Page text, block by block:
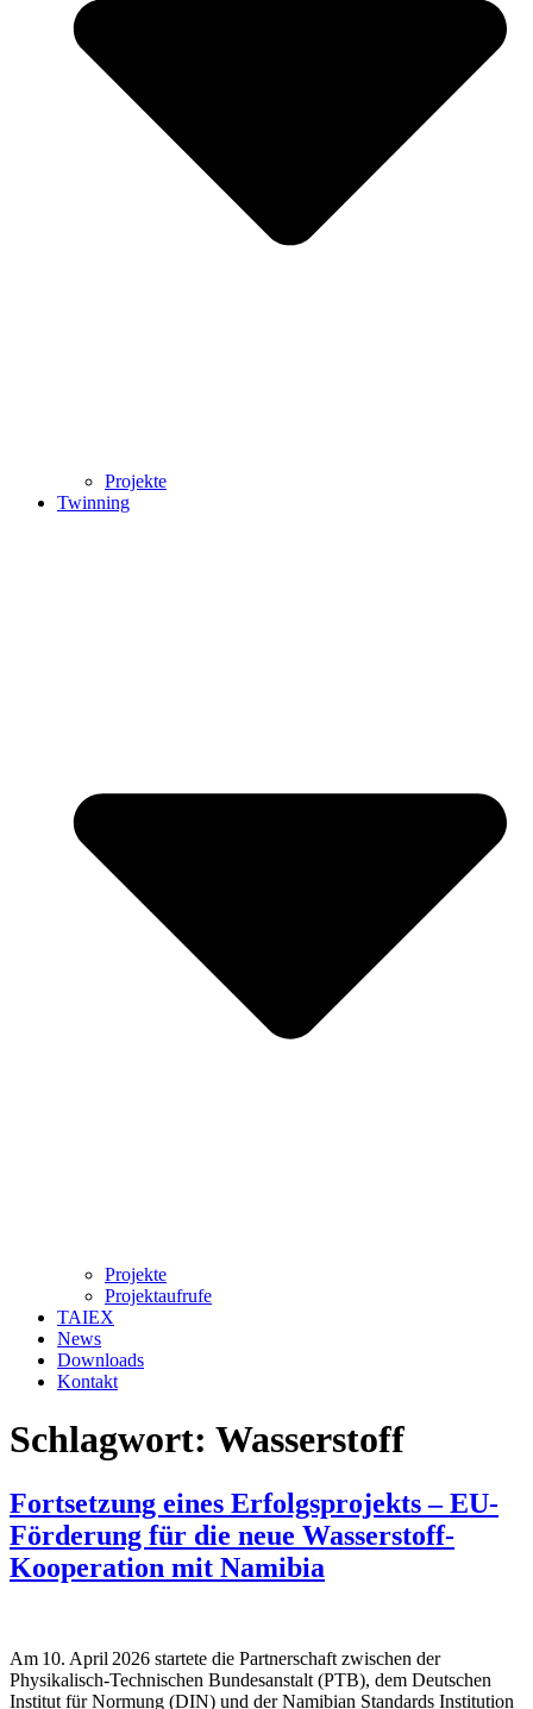
Projekte
Twinning
Projekte
Projektaufrufe
TAIEX
News
Downloads
Kontakt
Schlagwort: Wasserstoff
Fortsetzung eines Erfolgsprojekts – EU-
Förderung für die neue Wasserstoff-
Kooperation mit Namibia
Am 10. April 2026 startete die Partnerschaft zwischen der
Physikalisch‑Technischen Bundesanstalt (PTB), dem Deutschen
Institut für Normung (DIN) und der Namibian Standards Institution